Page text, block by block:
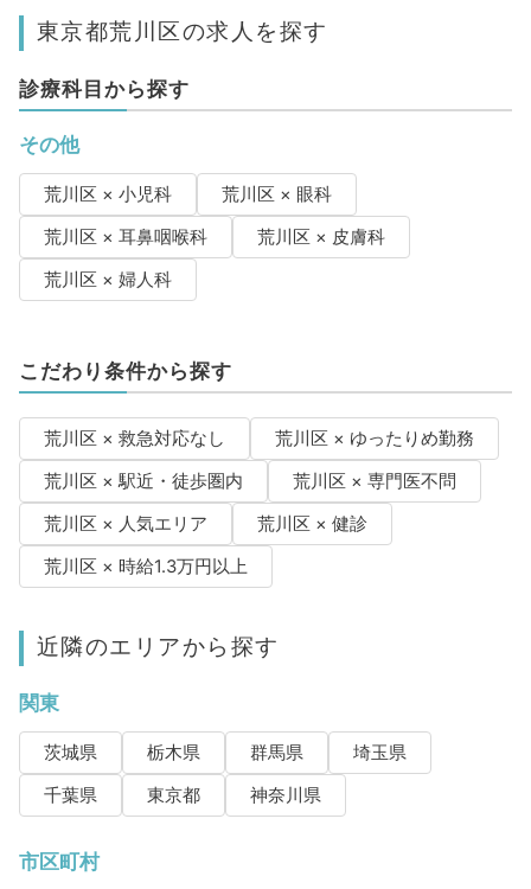
東京都荒川区の求人を探す
診療科目から探す
その他
荒川区 × 小児科
荒川区 × 眼科
荒川区 × 耳鼻咽喉科
荒川区 × 皮膚科
荒川区 × 婦人科
こだわり条件から探す
荒川区 × 救急対応なし
荒川区 × ゆったりめ勤務
荒川区 × 駅近・徒歩圏内
荒川区 × 専門医不問
荒川区 × 人気エリア
荒川区 × 健診
荒川区 × 時給1.3万円以上
近隣のエリアから探す
関東
茨城県 栃木県 群馬県
埼玉県
千葉県
東京都 神奈川県
市区町村